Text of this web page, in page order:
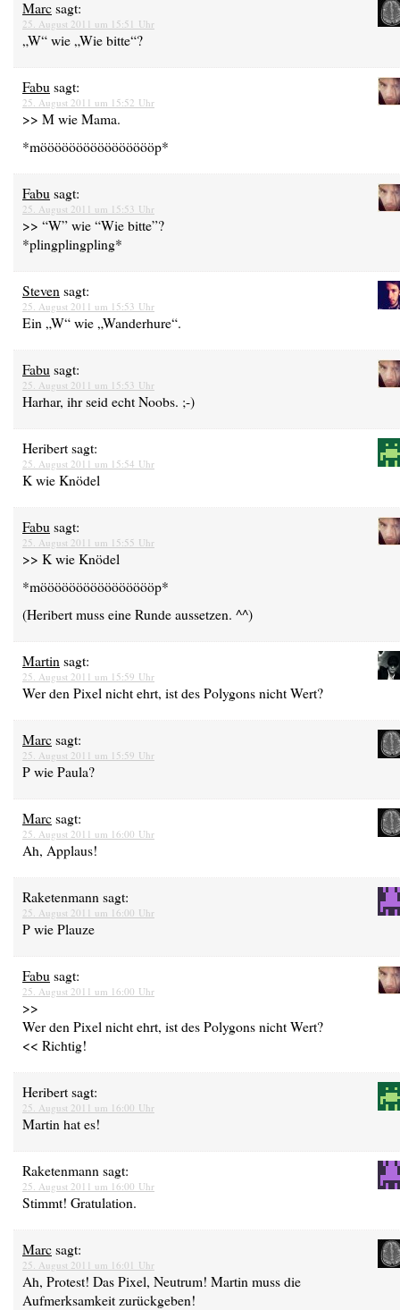
Marcsagt:
25. August 2011 um 15:51 Uhr
„W“ wie „Wie bitte“?
Fabu sagt:
25. August 2011 um 15:52 Uhr
>> M wie Mama.
*mööööööööööööööööp*
Fabu sagt:
25. August 2011 um 15:53 Uhr
>> “W” wie “Wie bitte”?
*plingplingpling*
Steven sagt:
25. August 2011 um 15:53 Uhr
Ein „W“ wie „Wanderhure“.
Fabu sagt:
25. August 2011 um 15:53 Uhr
Harhar, ihr seid echt Noobs. ;-)
Heribertsagt:
25. August 2011 um 15:54 Uhr
K wie Knödel
Fabu sagt:
25. August 2011 um 15:55 Uhr
>> K wie Knödel
*mööööööööööööööööp*
(Heribert muss eine Runde aussetzen. ^^)
Martin sagt:
25. August 2011 um 15:59 Uhr
Wer den Pixel nicht ehrt, ist des Polygons nicht Wert?
Marcsagt:
25. August 2011 um 15:59 Uhr
P wie Paula?
Marcsagt:
25. August 2011 um 16:00 Uhr
Ah, Applaus!
Raketenmann sagt:
25. August 2011 um 16:00 Uhr
P wie Plauze
Fabu sagt:
25. August 2011 um 16:00 Uhr
>>
Wer den Pixel nicht ehrt, ist des Polygons nicht Wert?
<< Richtig!
Heribertsagt:
25. August 2011 um 16:00 Uhr
Martin hat es!
Raketenmann sagt:
25. August 2011 um 16:00 Uhr
Stimmt! Gratulation.
Marcsagt:
25. August 2011 um 16:01 Uhr
Ah, Protest! Das Pixel, Neutrum! Martin muss die
Aufmerksamkeit zurückgeben!